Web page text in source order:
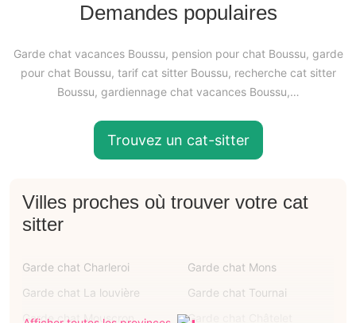
Demandes populaires
Garde chat vacances Boussu, pension pour chat Boussu, garde
pour chat Boussu, tarif cat sitter Boussu, recherche cat sitter
Boussu, gardiennage chat vacances Boussu,…
Trouvez un cat-sitter
Villes proches où trouver votre cat
sitter
Garde chat Charleroi
Garde chat Mons
Garde chat La louvière
Garde chat Tournai
Garde chat Mouscron
Garde chat Châtelet